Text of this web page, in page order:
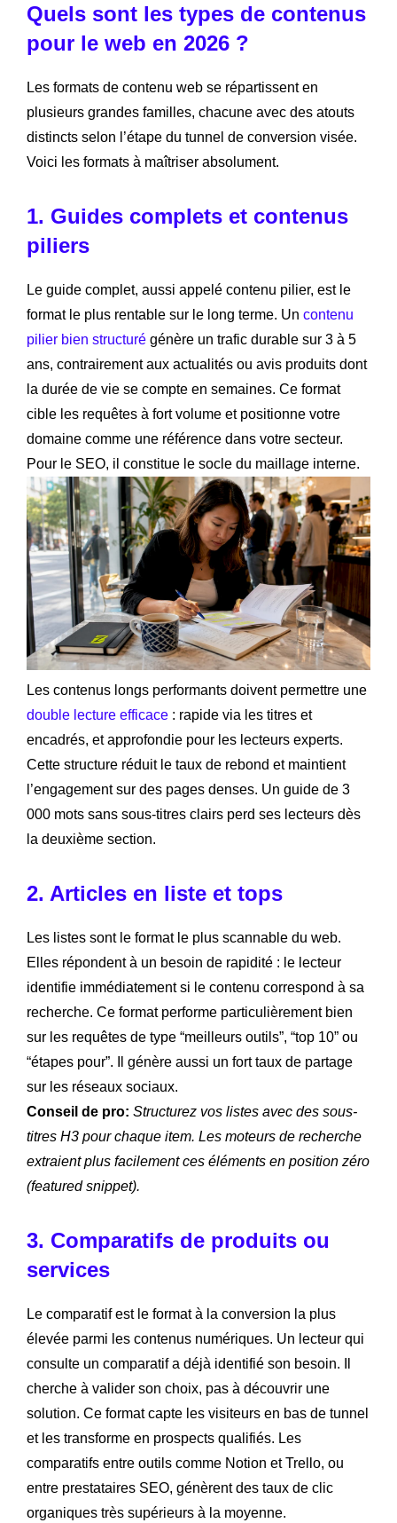
Quels sont les types de contenus
pour le web en 2026 ?
Les formats de contenu web se répartissent en
plusieurs grandes familles, chacune avec des atouts
distincts selon l’étape du tunnel de conversion visée.
Voici les formats à maîtriser absolument.
1. Guides complets et contenus
piliers
Le guide complet, aussi appelé contenu pilier, est le
format le plus rentable sur le long terme. Un contenu
pilier bien structuré génère un trafic durable sur 3 à 5
ans, contrairement aux actualités ou avis produits dont
la durée de vie se compte en semaines. Ce format
cible les requêtes à fort volume et positionne votre
domaine comme une référence dans votre secteur.
Pour le SEO, il constitue le socle du maillage interne.
Les contenus longs performants doivent permettre une
double lecture efficace : rapide via les titres et
encadrés, et approfondie pour les lecteurs experts.
Cette structure réduit le taux de rebond et maintient
l’engagement sur des pages denses. Un guide de 3
000 mots sans sous-titres clairs perd ses lecteurs dès
la deuxième section.
2. Articles en liste et tops
Les listes sont le format le plus scannable du web.
Elles répondent à un besoin de rapidité : le lecteur
identifie immédiatement si le contenu correspond à sa
recherche. Ce format performe particulièrement bien
sur les requêtes de type “meilleurs outils”, “top 10” ou
“étapes pour”. Il génère aussi un fort taux de partage
sur les réseaux sociaux.
Conseil de pro: Structurez vos listes avec des sous-
titres H3 pour chaque item. Les moteurs de recherche
extraient plus facilement ces éléments en position zéro
(featured snippet).
3. Comparatifs de produits ou
services
Le comparatif est le format à la conversion la plus
élevée parmi les contenus numériques. Un lecteur qui
consulte un comparatif a déjà identifié son besoin. Il
cherche à valider son choix, pas à découvrir une
solution. Ce format capte les visiteurs en bas de tunnel
et les transforme en prospects qualifiés. Les
comparatifs entre outils comme Notion et Trello, ou
entre prestataires SEO, génèrent des taux de clic
organiques très supérieurs à la moyenne.